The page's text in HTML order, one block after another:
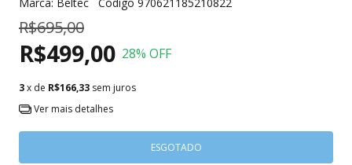
R$695,00
R$499,00 28% OFF
3x de R$166,33 sem juros
Ver mais detalhes